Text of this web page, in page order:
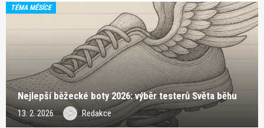
TÉMA MĚSÍCE
Nejlepší běžecké boty 2026: výběr testerů Světa běhu
13. 2. 2026 Redakce